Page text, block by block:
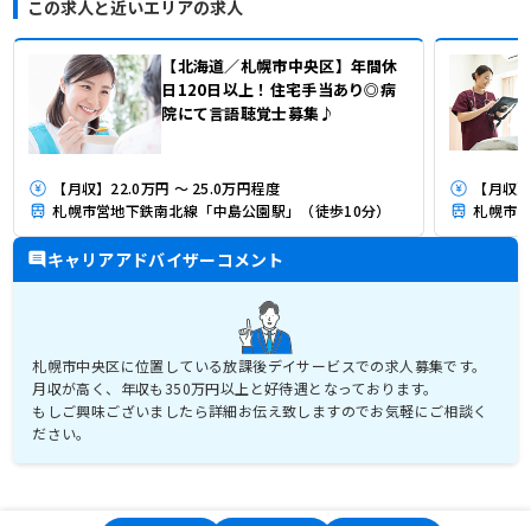
この求人と近いエリアの求人
【北海道／札幌市中央区】年間休
日120日以上！住宅手当あり◎病
院にて言語聴覚士募集♪
【月収】22.0万円 ～ 25.0万円程度
札幌市営地下鉄南北線「中島公園駅」（徒歩10分）
【月収
札幌市
キャリアアドバイザーコメント
札幌市中央区に位置している放課後デイサービスでの求人募集です。
月収が高く、年収も350万円以上と好待遇となっております。
もしご興味ございましたら詳細お伝え致しますのでお気軽にご相談く
ださい。